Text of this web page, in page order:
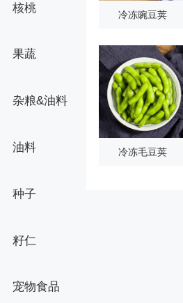
核桃
果蔬
杂粮&油料
油料
种子
籽仁
宠物食品
冷冻豌豆荚
冷冻毛豆荚